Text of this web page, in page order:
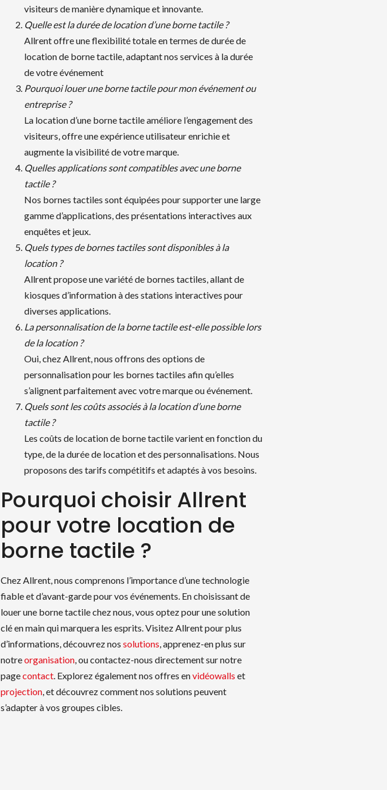
visiteurs de manière dynamique et innovante.
Quelle est la durée de location d’une borne tactile ?
Allrent offre une flexibilité totale en termes de durée de
location de borne tactile, adaptant nos services à la durée
de votre événement
Pourquoi louer une borne tactile pour mon événement ou
entreprise ?
La location d’une borne tactile améliore l’engagement des
visiteurs, offre une expérience utilisateur enrichie et
augmente la visibilité de votre marque.
Quelles applications sont compatibles avec une borne
tactile ?
Nos bornes tactiles sont équipées pour supporter une large
gamme d’applications, des présentations interactives aux
enquêtes et jeux.
Quels types de bornes tactiles sont disponibles à la
location ?
Allrent propose une variété de bornes tactiles, allant de
kiosques d’information à des stations interactives pour
diverses applications.
La personnalisation de la borne tactile est-elle possible lors
de la location ?
Oui, chez Allrent, nous offrons des options de
personnalisation pour les bornes tactiles afin qu’elles
s’alignent parfaitement avec votre marque ou événement.
Quels sont les coûts associés à la location d’une borne
tactile ?
Les coûts de location de borne tactile varient en fonction du
type, de la durée de location et des personnalisations. Nous
proposons des tarifs compétitifs et adaptés à vos besoins.
Pourquoi choisir Allrent
pour votre location de
borne tactile ?
Chez Allrent, nous comprenons l’importance d’une technologie
fiable et d’avant-garde pour vos événements. En choisissant de
louer une borne tactile chez nous, vous optez pour une solution
clé en main qui marquera les esprits. Visitez Allrent pour plus
d’informations, découvrez nos solutions, apprenez-en plus sur
notreorganisation, ou contactez-nous directement sur notre
pagecontact. Explorez également nos offres envidéowalls et
projection, et découvrez comment nos solutions peuvent
s’adapter à vos groupes cibles.